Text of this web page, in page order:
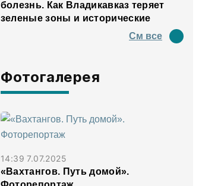
болезнь. Как Владикавказ теряет
зеленые зоны и исторические
См все
Фотогалерея
14:39 7.07.2025
«Вахтангов. Путь домой».